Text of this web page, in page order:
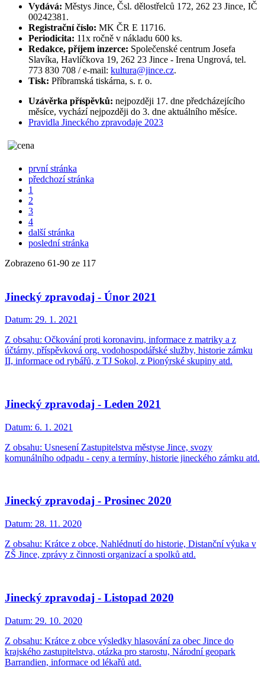
Vydává: Městys Jince, Čsl. dělostřelců 172, 262 23 Jince, IČ
00242381.
Registrační číslo: MK ČR E 11716.
Periodicita: 11x ročně v nákladu 600 ks.
Redakce, příjem inzerce: Společenské centrum Josefa
Slavíka, Havlíčkova 19, 262 23 Jince - Irena Ungrová, tel.
773 830 708 / e-mail: kultura@jince.cz.
Tisk: Příbramská tiskárna, s. r. o.
Uzávěrka příspěvků: nejpozději 17. dne předcházejícího
měsíce, vychází nejpozději do 3. dne aktuálního měsíce.
Pravidla Jineckého zpravodaje 2023
první stránka
předchozí stránka
1
2
3
4
další stránka
poslední stránka
Zobrazeno 61-90 ze 117
Jinecký zpravodaj - Únor 2021
Datum: 29. 1. 2021
Z obsahu: Očkování proti koronaviru, informace z matriky a z
účtárny, příspěvková org. vodohospodářské služby, historie zámku
II, informace od rybářů, z TJ Sokol, z Pionýrské skupiny atd.
Jinecký zpravodaj - Leden 2021
Datum: 6. 1. 2021
Z obsahu: Usnesení Zastupitelstva městyse Jince, svozy
komunálního odpadu - ceny a termíny, historie jineckého zámku atd.
Jinecký zpravodaj - Prosinec 2020
Datum: 28. 11. 2020
Z obsahu: Krátce z obce, Nahlédnutí do historie, Distanční výuka v
ZŠ Jince, zprávy z činnosti organizací a spolků atd.
Jinecký zpravodaj - Listopad 2020
Datum: 29. 10. 2020
Z obsahu: Krátce z obce výsledky hlasování za obec Jince do
krajského zastupitelstva, otázka pro starostu, Národní geopark
Barrandien, informace od lékařů atd.